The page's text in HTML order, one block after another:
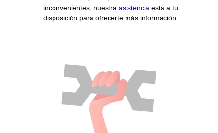
inconvenientes, nuestra asistencia está a tu
disposición para ofrecerte más información